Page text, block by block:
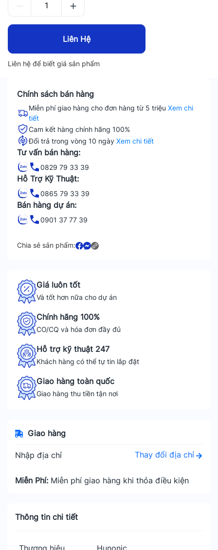
Liên Hệ
Liên hệ để biết giá sản phẩm
Chính sách bán hàng
Miễn phí giao hàng cho đơn hàng từ 5 triệu Xem chi
tiết
Cam kết hàng chính hãng 100%
Đổi trả trong vòng 10 ngày Xem chi tiết
Tư vấn bán hàng:
0829 79 33 39
Hỗ Trợ Kỹ Thuật:
0865 79 33 39
Bán hàng dự án:
0901 37 77 39
Chia sẻ sản phẩm:
Giá luôn tốt
Và tốt hơn nữa cho dự án
Chính hãng 100%
CO/CQ và hóa đơn đầy đủ
Hỗ trợ kỹ thuật 247
Khách hàng có thể tự tin lắp đặt
Giao hàng toàn quốc
Giao hàng thu tiền tận nơi
Giao hàng
Nhập địa chỉ Thay đổi địa chỉ
Miễn Phí: Miễn phí giao hàng khi thỏa điều kiện
Thông tin chi tiết
Thương hiệu Hunonic